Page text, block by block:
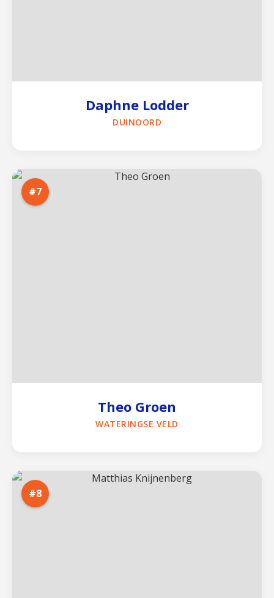
Daphne Lodder
DUINOORD
#7
Theo Groen
WATERINGSE VELD
#8